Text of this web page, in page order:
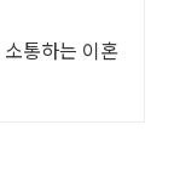
통하는 이혼